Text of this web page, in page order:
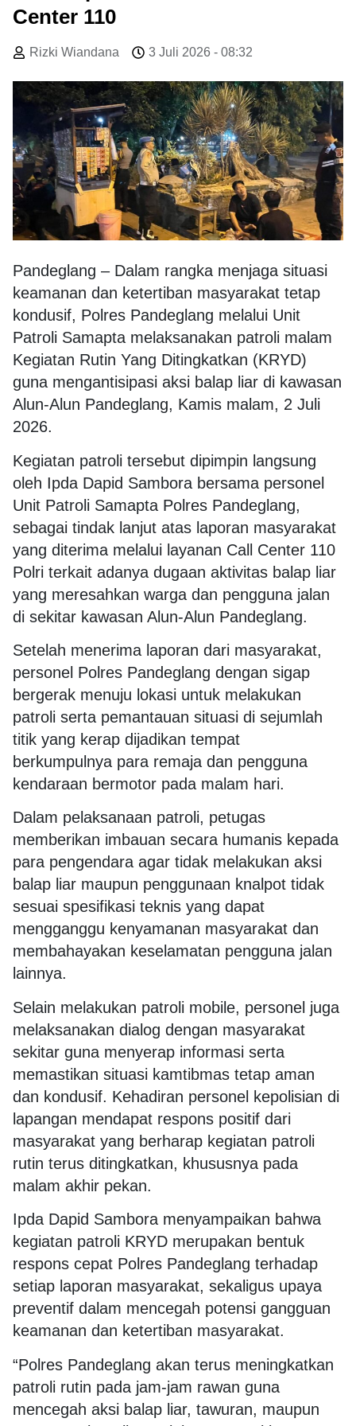
Center 110
Rizki Wiandana 3 Juli 2026 - 08:32
Pandeglang – Dalam rangka menjaga situasi
keamanan dan ketertiban masyarakat tetap
kondusif, Polres Pandeglang melalui Unit
Patroli Samapta melaksanakan patroli malam
Kegiatan Rutin Yang Ditingkatkan (KRYD)
guna mengantisipasi aksi balap liar di kawasan
Alun-Alun Pandeglang, Kamis malam, 2 Juli
2026.
Kegiatan patroli tersebut dipimpin langsung
oleh Ipda Dapid Sambora bersama personel
Unit Patroli Samapta Polres Pandeglang,
sebagai tindak lanjut atas laporan masyarakat
yang diterima melalui layanan Call Center 110
Polri terkait adanya dugaan aktivitas balap liar
yang meresahkan warga dan pengguna jalan
di sekitar kawasan Alun-Alun Pandeglang.
Setelah menerima laporan dari masyarakat,
personel Polres Pandeglang dengan sigap
bergerak menuju lokasi untuk melakukan
patroli serta pemantauan situasi di sejumlah
titik yang kerap dijadikan tempat
berkumpulnya para remaja dan pengguna
kendaraan bermotor pada malam hari.
Dalam pelaksanaan patroli, petugas
memberikan imbauan secara humanis kepada
para pengendara agar tidak melakukan aksi
balap liar maupun penggunaan knalpot tidak
sesuai spesifikasi teknis yang dapat
mengganggu kenyamanan masyarakat dan
membahayakan keselamatan pengguna jalan
lainnya.
Selain melakukan patroli mobile, personel juga
melaksanakan dialog dengan masyarakat
sekitar guna menyerap informasi serta
memastikan situasi kamtibmas tetap aman
dan kondusif. Kehadiran personel kepolisian di
lapangan mendapat respons positif dari
masyarakat yang berharap kegiatan patroli
rutin terus ditingkatkan, khususnya pada
malam akhir pekan.
Ipda Dapid Sambora menyampaikan bahwa
kegiatan patroli KRYD merupakan bentuk
respons cepat Polres Pandeglang terhadap
setiap laporan masyarakat, sekaligus upaya
preventif dalam mencegah potensi gangguan
keamanan dan ketertiban masyarakat.
“Polres Pandeglang akan terus meningkatkan
patroli rutin pada jam-jam rawan guna
mencegah aksi balap liar, tawuran, maupun